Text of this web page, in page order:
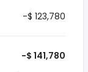
-$ 123,780
-$ 141,780